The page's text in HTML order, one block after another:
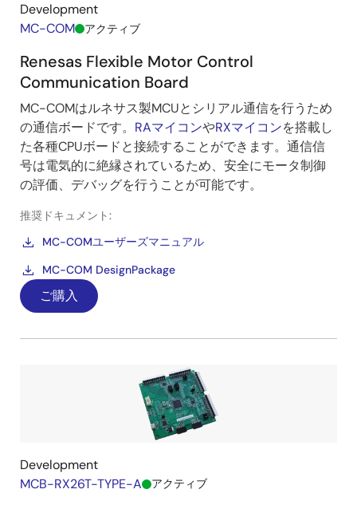
始動から運転までの磁極位置推定例
◆消費電流の最適化
低速度域でもモータの位置を推定するため，従来のセ
ンサレスベクトル制御
では実現できなかった、低速
域における負荷に応じた必要最小限電流での駆動が可
能です。
⇒エネルギー効率を改善でき、消費電流を下げます
（バッテリ使用用途などに最適です）
※1：当社サンプルソフトウェア「永久磁石同期モータのセンサ
画
像
●制御アルゴリズム
低速運転時にキャリア周期の1/2程度の高周波パルス
電圧を注入し、モータの電流の変化から磁極位置及
び速度を推定します。
中高速運転時には、高周波パルス電圧注入を停止
Development
MC-COM
アクティブ
Renesas Flexible Motor Control
Communication Board
MC-COMはルネサス製MCUとシリアル通信を行うため
の通信ボードです。 RAマイコンやRXマイコンを搭載し
た各種CPUボードと接続することができます。通信信
号は電気的に絶縁されているため、安全にモータ制御
の評価、デバッグを行うことが可能です。
推奨ドキュメント:
MC-COMユーザーズマニュアル
MC-COM DesignPackage
ご購入
Development
MCB-RX26T-TYPE-A
アクティブ